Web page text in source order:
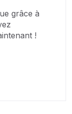
grâce à
!